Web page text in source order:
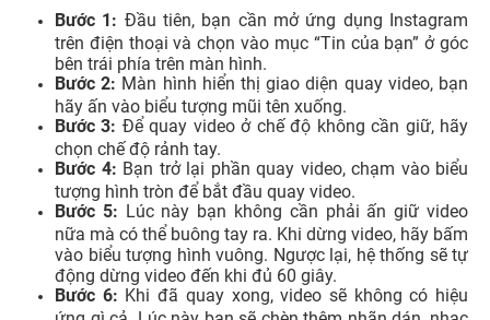
Bước 1: Đầu tiên, bạn cần mở ứng dụng Instagram
trên điện thoại và chọn vào mục “Tin của bạn” ở góc
bên trái phía trên màn hình.
Bước 2: Màn hình hiển thị giao diện quay video, bạn
hãy ấn vào biểu tượng mũi tên xuống.
Bước 3: Để quay video ở chế độ không cần giữ, hãy
chọn chế độ rảnh tay.
Bước 4: Bạn trở lại phần quay video, chạm vào biểu
tượng hình tròn để bắt đầu quay video.
Bước 5: Lúc này bạn không cần phải ấn giữ video
nữa mà có thể buông tay ra. Khi dừng video, hãy bấm
vào biểu tượng hình vuông. Ngược lại, hệ thống sẽ tự
động dừng video đến khi đủ 60 giây.
Bước 6: Khi đã quay xong, video sẽ không có hiệu
ứng gì cả. Lúc này bạn sẽ chèn thêm nhãn dán, nhạc